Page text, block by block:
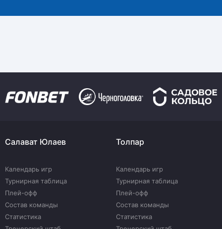
Салават Юлаев
Календарь игр
Турнирная таблица
Плей-офф
Состав команды
Статистика
Толпар
Календарь игр
Турнирная таблица
Плей-офф
Состав команды
Статистика